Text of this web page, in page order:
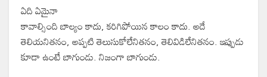
ఏది ఏమైనా
కావాల్సింది బాల్యం కాదు, కరిగిపోయిన కాలం కాదు. అదే
తెలియనితనం, అప్పటి తెలుసుకోలేనితనం, తెలివిడిలేనితనం. ఇప్పుడు
కూడా ఉంటే బాగుండు. నిజంగా బాగుండు.